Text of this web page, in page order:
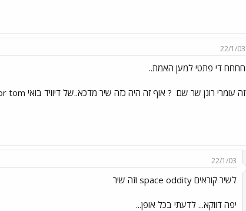
22/1/03
חחחח די פתטי למען האמת..
זה עומרי רונן שר שם ? אוף זה היה כזה שיר מדכא..של דיוויד בואי major tom
22/1/03
לשיר קוראים space oddity וזה שיר
יפה דווקא... לדעתי בכל אופן...